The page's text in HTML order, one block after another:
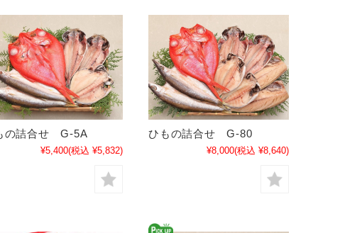
の詰合せ G-5A
¥5,400(税込 ¥5,832)
ひもの詰合せ G-80
¥8,000(税込 ¥8,640)